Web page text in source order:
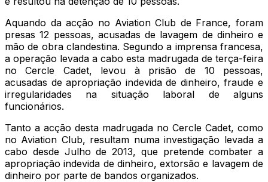
Aquando da acção no Aviation Club de France, foram
presas 12 pessoas, acusadas de lavagem de dinheiro e
mão de obra clandestina. Segundo a imprensa francesa,
a operação levada a cabo esta madrugada de terça-feira
no Cercle Cadet, levou à prisão de 10 pessoas,
acusadas de apropriação indevida de dinheiro, fraude e
irregularidades na situação laboral de alguns
funcionários.
Tanto a acção desta madrugada no Cercle Cadet, como
no Aviation Club, resultam numa investigação levada a
cabo desde Julho de 2013, que pretende combater a
apropriação indevida de dinheiro, extorsão e lavagem de
dinheiro por parte de bandos organizados.